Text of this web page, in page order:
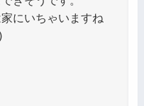
にいちゃいますね